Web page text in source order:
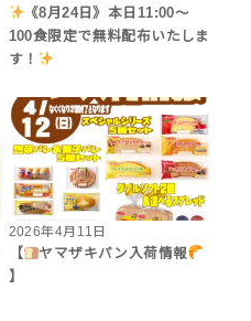
《8月24日》本日11:00〜
100食限定で無料配布いたしま
す！
2026年4月11日
【
ヤマザキパン入荷情報
】